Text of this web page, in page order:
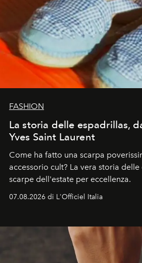
FASHION
La storia delle espadrillas,
Yves Saint Laurent
Come ha fatto una scarpa
accessorio cult? La vera storia
scarpe dell'estate per eccellenza.
07.08.2026 di L'Officiel Italia